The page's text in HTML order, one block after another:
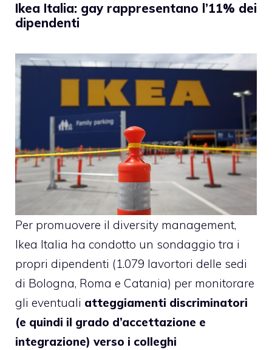
Ikea Italia: gay rappresentano l’11% dei
dipendenti
Per promuovere il diversity management,
Ikea Italia ha condotto un sondaggio tra i
propri dipendenti (1.079 lavortori delle sedi
di Bologna, Roma e Catania) per monitorare
gli eventuali atteggiamenti discriminatori
(e quindi il grado d’accettazione e
integrazione) verso i colleghi